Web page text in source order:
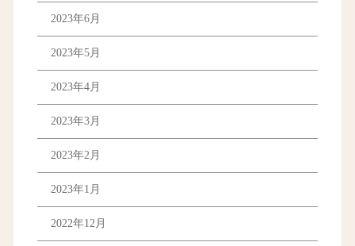
2023年6月
2023年5月
2023年4月
2023年3月
2023年2月
2023年1月
2022年12月